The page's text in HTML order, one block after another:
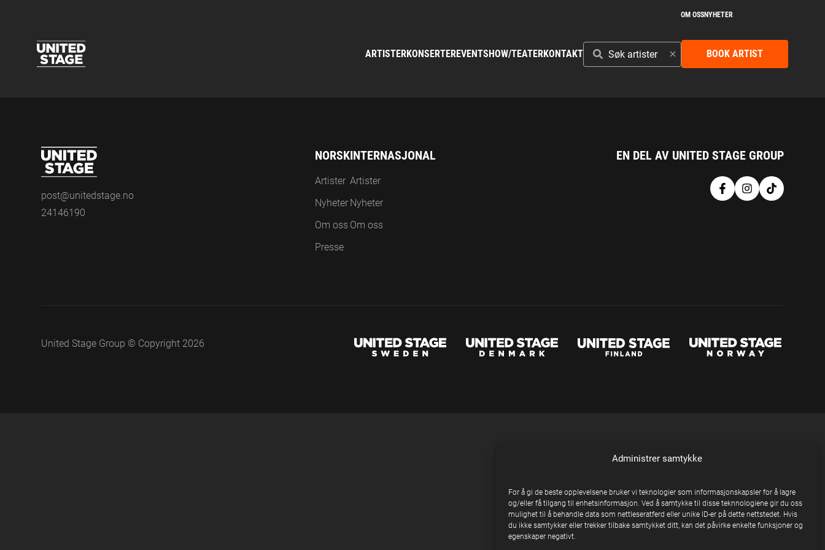
Administrer samtykke
For å gi de beste opplevelsene bruker vi teknologier som informasjonskapsler for å lagre
og/eller få tilgang til enhetsinformasjon. Ved å samtykke til disse teknnologiene gir du oss
mulighet til å behandle data som nettleseratferd eller unike ID-er på dette nettstedet. Hvis
du ikke samtykker eller trekker tilbake samtykket ditt, kan det påvirke enkelte funksjoner og
egenskaper negativt.
OM OSSNYHETER
ARTISTERKONSERTEREVENTSHOW/TEATERKONTAKTSØK
ARTISTER
BOOK ARTIST
post@unitedstage.no
24146190
NORSK
Artister
Nyheter
Om oss
Presse
INTERNASJONAL
Artister
Nyheter
Om oss
EN DEL AV UNITED STAGE GROUP
United Stage Group © Copyright 2026